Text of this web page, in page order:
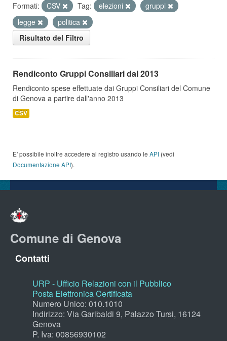
Formati:
CSV Tag: elezioni
gruppi
legge
politica
Risultato del Filtro
Rendiconto Gruppi Consiliari dal 2013
Rendiconto spese effettuate dai Gruppi Consiliari del Comune
di Genova a partire dall'anno 2013
CSV
E' possibile inoltre accedere al registro usando le API (vedi
Documentazione API).
Comune di Genova
Contatti
URP - Ufficio Relazioni con il Pubblico
Posta Elettronica Certificata
Numero Unico: 010.1010
Indirizzo: Via Garibaldi 9, Palazzo Tursi, 16124
Genova
P. Iva: 00856930102